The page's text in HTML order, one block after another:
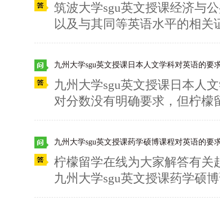
筑波大学sgu英文授课经济与
以及与其同等英语水平的相
托福100+。柠檬留学建议：
啦，想要了解更多有关日本大
~
九州大学sgu英文授课日本人文学科对英语的要
九州大学sgu英文授课日本人
对分数没有明确要求，但柠檬
思6.5+。 有关日本留学、赴
九州大学sgu英文授课药学硕博课程对英语的要
柠檬留学在线为大家解答有关
九州大学sgu英文授课药学硕
证，认可托福、托业成绩，包